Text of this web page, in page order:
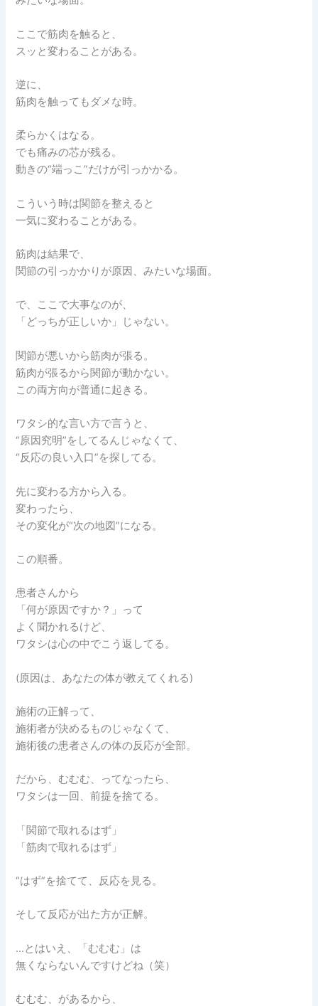
ここで筋肉を触ると、
スッと変わることがある。
逆に、
筋肉を触ってもダメな時。
柔らかくはなる。
でも痛みの芯が残る。
動きの“端っこ”だけが引っかかる。
こういう時は関節を整えると
一気に変わることがある。
筋肉は結果で、
関節の引っかかりが原因、みたいな場面。
で、ここで大事なのが、
「どっちが正しいか」じゃない。
関節が悪いから筋肉が張る。
筋肉が張るから関節が動かない。
この両方向が普通に起きる。
ワタシ的な言い方で言うと、
“原因究明”をしてるんじゃなくて、
“反応の良い入口”を探してる。
先に変わる方から入る。
変わったら、
その変化が“次の地図”になる。
この順番。
患者さんから
「何が原因ですか？」って
よく聞かれるけど、
ワタシは心の中でこう返してる。
(原因は、あなたの体が教えてくれる)
施術の正解って、
施術者が決めるものじゃなくて、
施術後の患者さんの体の反応が全部。
だから、むむむ、ってなったら、
ワタシは一回、前提を捨てる。
「関節で取れるはず」
「筋肉で取れるはず」
“はず”を捨てて、反応を見る。
そして反応が出た方が正解。
…とはいえ、「むむむ」は
無くならないんですけどね（笑）
むむむ、があるから、